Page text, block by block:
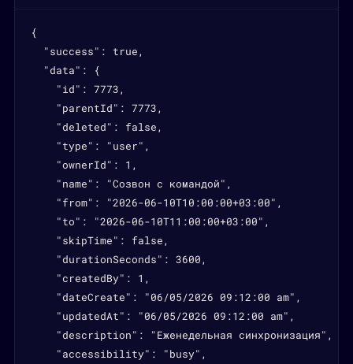
{
  "success": true,
  "data": {
    "id": 7773,
    "parentId": 7773,
    "deleted": false,
    "type": "user",
    "ownerId": 1,
    "name": "Созвон с командой",
    "from": "2026-06-10T10:00:00+03:00",
    "to": "2026-06-10T11:00:00+03:00",
    "skipTime": false,
    "durationSeconds": 3600,
    "createdBy": 1,
    "dateCreate": "06/05/2026 09:12:00 am",
    "updatedAt": "06/05/2026 09:12:00 am",
    "description": "Еженедельная синхронизация",
    "accessibility": "busy",